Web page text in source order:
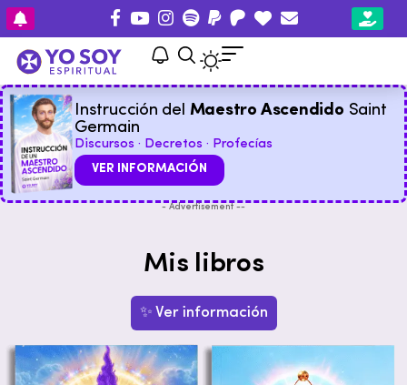
Instrucción del Maestro Ascendido Saint
Germain
Discursos · Decretos · Profecías
VER INFORMACIÓN
- Advertisement --
Mis libros
✨ Ver información